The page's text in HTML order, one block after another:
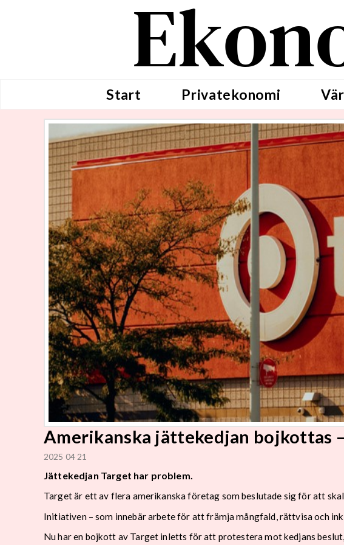
Start Privatekonomi
Amerikanska jättekedjan bojkottas –
2025 04 21
Jättekedjan Target har problem.
Target är ett av flera amerikanska företag som beslutade sig för att
Initiativen – som innebär arbete för att främja mångfald, rättvisa och
Nu har en bojkott av Target inletts för att protestera mot kedjans